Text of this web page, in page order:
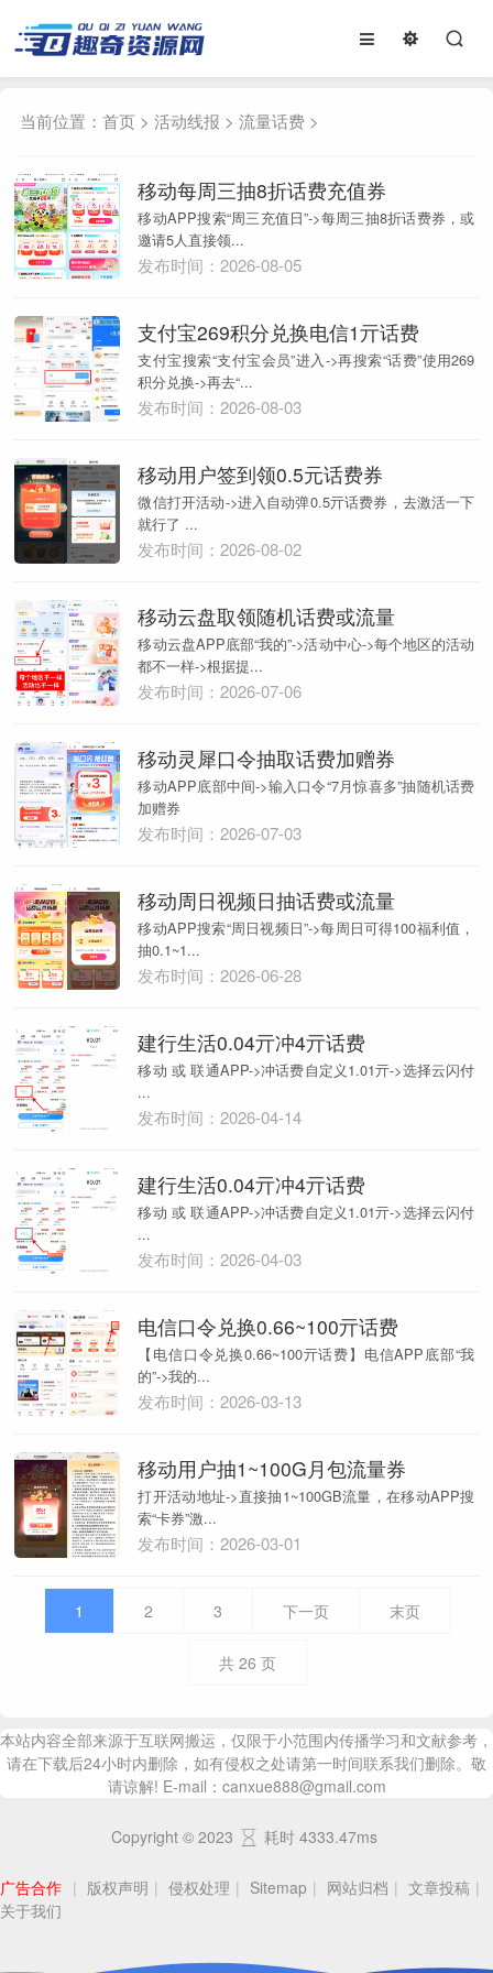
当前位置：首页 >活动线报 >流量话费 >
移动每周三抽8折话费充值券
移动APP搜索“周三充值日”->每周三抽8折话费券，或
邀请5人直接领...
发布时间：2026-08-05
支付宝269积分兑换电信1亓话费
支付宝搜索“支付宝会员”进入->再搜索“话费”使用269
积分兑换->再去“...
发布时间：2026-08-03
移动用户签到领0.5元话费券
微信打开活动->进入自动弹0.5亓话费券，去激活一下
就行了 ...
发布时间：2026-08-02
移动云盘取领随机话费或流量
移动云盘APP底部“我的”->活动中心->每个地区的活动
都不一样->根据提...
发布时间：2026-07-06
移动灵犀口令抽取话费加赠券
移动APP底部中间->输入口令“7月惊喜多”抽随机话费
加赠券
发布时间：2026-07-03
移动周日视频日抽话费或流量
移动APP搜索“周日视频日”->每周日可得100福利值，
抽0.1~1...
发布时间：2026-06-28
建行生活0.04亓冲4亓话费
移动 或 联通APP->冲话费自定义1.01亓->选择云闪付
...
发布时间：2026-04-14
建行生活0.04亓冲4亓话费
移动 或 联通APP->冲话费自定义1.01亓->选择云闪付
...
发布时间：2026-04-03
电信口令兑换0.66~100亓话费
【电信口令兑换0.66~100亓话费】电信APP底部“我
的”->我的...
发布时间：2026-03-13
移动用户抽1~100G月包流量券
打开活动地址->直接抽1~100GB流量，在移动APP搜
索“卡券”激...
发布时间：2026-03-01
1 2 3 下一页 末页
共 26 页
本站内容全部来源于互联网搬运，仅限于小范围内传播学习和文献参考，
请在下载后24小时内删除，如有侵权之处请第一时间联系我们删除。敬
请谅解! E-mail：canxue888@gmail.com
Copyright © 2023 耗时 4333.47ms
广告合作 | 版权声明 | 侵权处理 | Sitemap | 网站归档 | 文章投稿 |
关于我们